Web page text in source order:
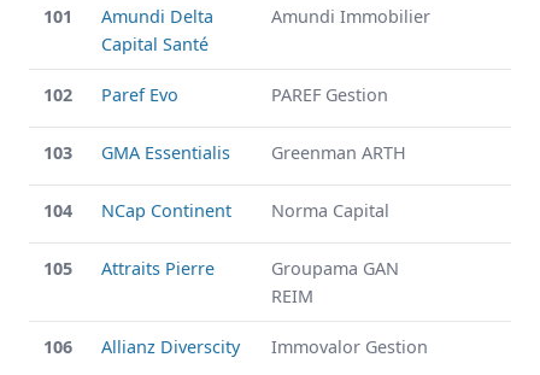
101
Amundi Delta
Capital Santé
Amundi Immobilier
102 Paref Evo PAREF Gestion
103 GMA Essentialis Greenman ARTH
104 NCap Continent Norma Capital
105 Attraits Pierre
Groupama GAN
REIM
106 Allianz Diverscity Immovalor Gestion